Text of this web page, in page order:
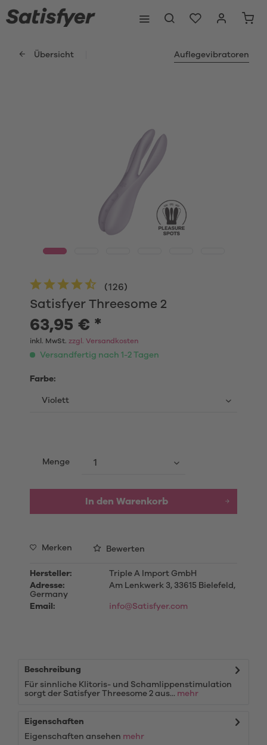
Übersicht Auflegevibratoren
Satisfyer Threesome 2
(126)
63,95 € *
inkl. MwSt. zzgl. Versandkosten
Versandfertig nach 1-2 Tagen
Farbe:
Menge
In den Warenkorb
Merken Bewerten
Hersteller:
Triple A Import GmbH
Adresse:
Am Lenkwerk 3, 33615 Bielefeld,
Germany
Email:
info@Satisfyer.com
Beschreibung
Für sinnliche Klitoris- und Schamlippenstimulation
sorgt der Satisfyer Threesome 2 aus... mehr
Eigenschaften
Eigenschaften ansehen mehr